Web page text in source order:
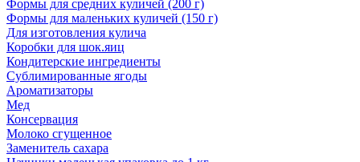
Формы для средних куличей (200 г)
Формы для маленьких куличей (150 г)
Для изготовления кулича
Коробки для шок.яиц
Кондитерские ингредиенты
Сублимированные ягоды
Ароматизаторы
Мед
Консервация
Молоко сгущенное
Заменитель сахара